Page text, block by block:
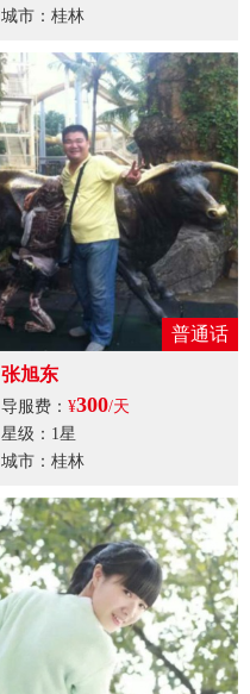
城市：桂林
普通话
张旭东
导服费： ¥300/天
星级：1星
城市：桂林